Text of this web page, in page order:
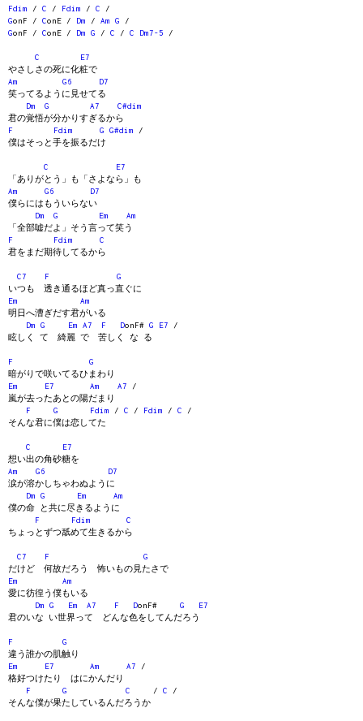
Fdim / C / Fdim / C /
GonF / ConE / Dm / Am G /
GonF / ConE / Dm G / C / C Dm7-5 /
C
E7
やさしさの死に化粧で
Am
G6
D7
笑ってるように見せてる
Dm
G A7
C#dim
君の覚悟が分かりすぎるから
F
Fdim G G#dim /
僕はそっと手を振るだけ
C
E7
「ありがとう」も「さよなら」も
Am
G6
D7
僕らにはもういらない
Dm
G Em
Am
「全部嘘だよ」そう言って笑う
F
Fdim
C
君をまだ期待してるから
C7 F
G
いつも 透き通るほど真っ直ぐに
Em
Am
明日へ漕ぎだす君がいる
Dm
G Em A7 F DonF# G E7 /
眩しく て 綺麗 で 苦しく な る
F
G
暗がりで咲いてるひまわり
Em
E7 Am A7 /
嵐が去ったあとの陽だまり
F
G Fdim / C / Fdim / C /
そんな君に僕は恋してた
C
E7
想い出の角砂糖を
Am
G6
D7
涙が溶かしちゃわぬように
Dm
G Em
Am
僕の命 と共に尽きるように
F
Fdim
C
ちょっとずつ舐めて生きるから
C7 F
G
だけど 何故だろう 怖いもの見たさで
Em
Am
愛に彷徨う僕もいる
Dm
G Em A7 F DonF# G
E7
君のいな い世界って どんな色をしてんだろう
F
G
違う誰かの肌触り
Em
E7 Am A7 /
格好つけたり はにかんだり
F
G C / C /
そんな僕が果たしているんだろうか